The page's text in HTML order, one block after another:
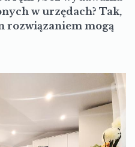
w urzędach? Tak,
rozwiązaniem mogą